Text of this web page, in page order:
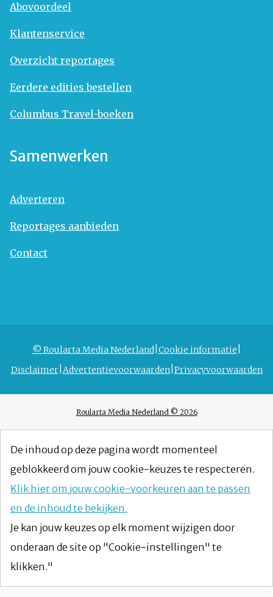
Abovoordeel
Klantenservice
Overzicht reportages
Eerdere edities bestellen
Columbus Travel-boeken
Samenwerken
Adverteren
Reportages aanbieden
Contact
© Roularta Media Nederland Cookie informatie
Disclaimer Advertentievoorwaarden Privacyvoorwaarden
Roularta Media Nederland © 2026
De inhoud op deze pagina wordt momenteel
geblokkeerd om jouw cookie-keuzes te respecteren.
Klik hier om jouw cookie-voorkeuren aan te passen
en de inhoud te bekijken.
Je kan jouw keuzes op elk moment wijzigen door
onderaan de site op "Cookie-instellingen" te
klikken."